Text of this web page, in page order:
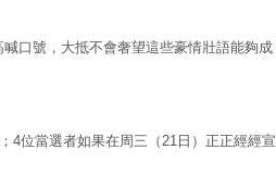
口號，大抵不會奢望這些豪情壯語能夠成
4位當選者如果在周三（21日）正正經經宣